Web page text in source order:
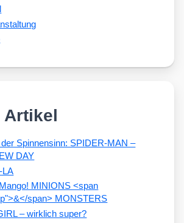
Artikel
der Spinnensinn: SPIDER-MAN –
DAY
LA
MINIONS <span
span> MONSTERS
– wirklich super?